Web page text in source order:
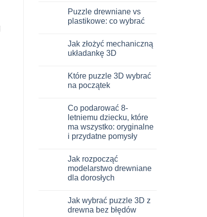
colla:
quali
scegliere
do
Legno
naturale
modellismo
Puzzle drewniane vs
plastikowe: co wybrać
do
Puzzle
legno
cosa
Jak złożyć mechaniczną
układankę 3D
do
assemblare
3D
meccanico
Które puzzle 3D wybrać
na początek
do
Quale
puzzle
3D
per
iniziare
Co podarować 8-
letniemu dziecku, które
ma wszystko: oryginalne
i przydatne pomysły
do
regalare
a
di
8
anni
Jak rozpocząć
modelarstwo drewniane
dla dorosłych
do
Come
iniziare
Jak wybrać puzzle 3D z
drewna bez błędów